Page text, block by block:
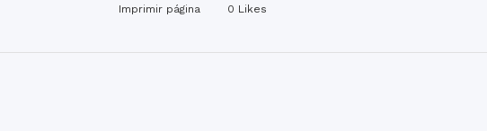
Imprimir página 0 Likes